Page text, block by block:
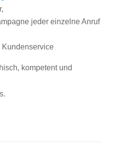
jeder einzelne Anruf
Kundenservice
kompetent und